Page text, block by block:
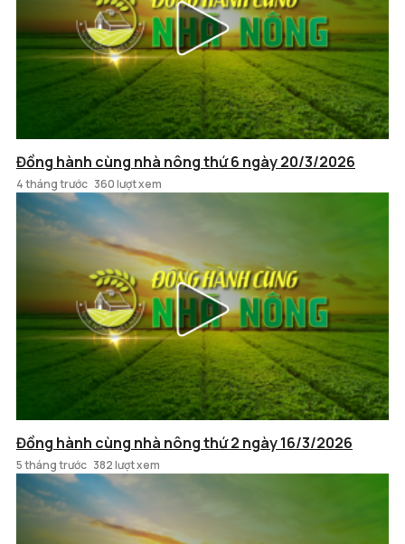
Đồng hành cùng nhà nông thứ 6 ngày 20/3/2026
4 tháng trước 360 lượt xem
Đồng hành cùng nhà nông thứ 2 ngày 16/3/2026
5 tháng trước 382 lượt xem